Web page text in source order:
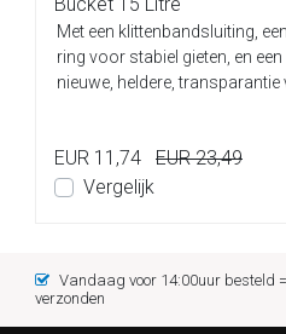
Met een klittenbandsluiting,
ring voor stabiel gieten, en een
nieuwe, heldere, transparantie
EUR 11,74
EUR 23,49
Vergelijk
Vandaag voor 14:00uur besteld
verzonden